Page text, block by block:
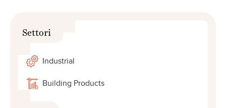
Settori
Industrial
Building Products